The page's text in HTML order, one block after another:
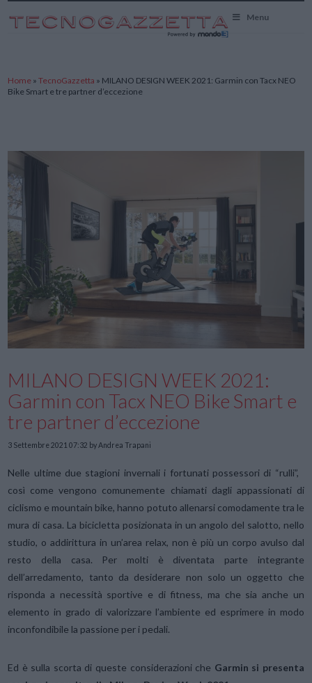
Menu
Home »TecnoGazzetta » MILANO DESIGN WEEK 2021: Garmin con Tacx NEO
Bike Smart e tre partner d’eccezione
MILANO DESIGN WEEK 2021:
Garmin con Tacx NEO Bike Smart e
tre partner d’eccezione
3 Settembre 2021 07:32 by Andrea Trapani
Nelle ultime due stagioni invernali i fortunati possessori di “rulli”,
così come vengono comunemente chiamati dagli appassionati di
ciclismo e mountain bike, hanno potuto allenarsi comodamente tra le
mura di casa. La bicicletta posizionata in un angolo del salotto, nello
studio, o addirittura in un’area relax, non è più un corpo avulso dal
resto della casa. Per molti è diventata parte integrante
dell’arredamento, tanto da desiderare non solo un oggetto che
risponda a necessità sportive e di fitness, ma che sia anche un
elemento in grado di valorizzare l’ambiente ed esprimere in modo
inconfondibile la passione per i pedali.
Ed è sulla scorta di queste considerazioni che Garmin si presenta